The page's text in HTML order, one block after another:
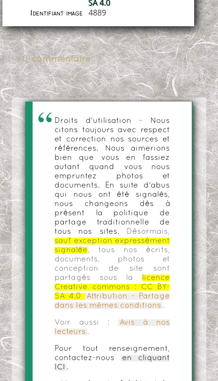
SA 4.0
Identifiant image 4889
0 commentaire
Droits d'utilisation - Nous
citons toujours avec respect
et correction nos sources et
références. Nous aimerions
bien que vous en fassiez
autant quand vous nous
empruntez photos et
documents. En suite d'abus
qui nous ont été signalés,
nous changeons dès à
présent la politique de
partage traditionnelle de
tous nos sites.
Désormais,
sauf exception expressément
signalée , tous nos écrits,
documents, photos et
conception de site sont
partagés sous la
licence
Creative commons :
CC BY-
SA 4.0
Attribution - Partage
dans les mêmes conditions .
Voir aussi :
Avis à nos
lecteurs .
Pour tout renseignement,
contactez-nous
en cliquant
ICI
.